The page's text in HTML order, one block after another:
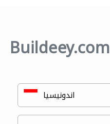
Buildeey.com